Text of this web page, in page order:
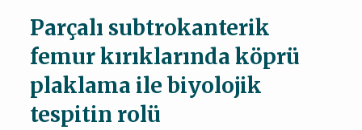
Parçalı subtrokanterik
femur kırıklarında köprü
plaklama ile biyolojik
tespitin rolü